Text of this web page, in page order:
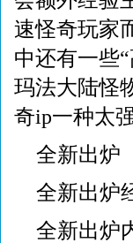
速怪奇玩家
中还有一些
玛法大陆怪
奇ip一种太强
全新出炉
全新出炉
全新出炉